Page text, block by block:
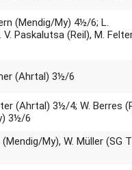
(Mendig/My) 4½/6; L.
Paskalutsa (Reil), M.
(Ahrtal) 3½/6
(Ahrtal) 3½/4; W. Berres
3½/6
My), W. Müller (SG